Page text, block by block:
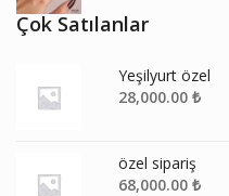
Çok Satılanlar
Yeşilyurt özel
28,000.00 ₺
özel sipariş
68,000.00 ₺